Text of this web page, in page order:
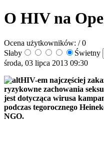
O HIV na
Ocena użytkowników: / 0
Słaby
Świetny
środa, 03 lipca 2013 09:30
HIV-em najczęściej
ryzykowne zachowania
jest dotycząca wirusa
podczas tegorocznego
NGO.